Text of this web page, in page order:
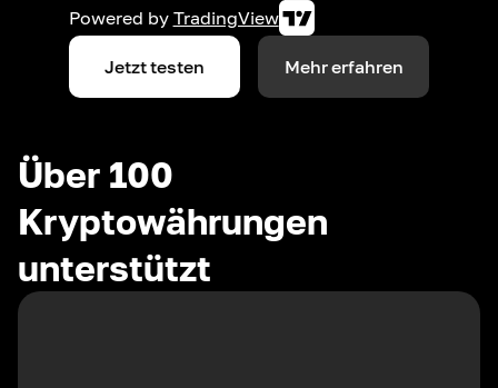
Powered by TradingView
Jetzt testen Mehr erfahren
Über 100
Kryptowährungen
unterstützt